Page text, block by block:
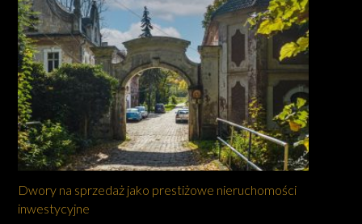
Dwory na sprzedaż jako prestiżowe nieruchomości
inwestycyjne